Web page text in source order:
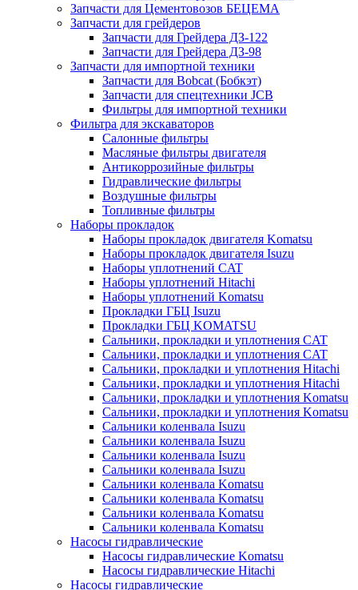
Запчасти для Цементовозов БЕЦЕМА
Запчасти для грейдеров
Запчасти для Грейдера ДЗ-122
Запчасти для Грейдера ДЗ-98
Запчасти для импортной техники
Запчасти для Bobcat (Бобкэт)
Запчасти для спецтехники JCB
Фильтры для импортной техники
Фильтра для экскаваторов
Салонные фильтры
Масляные фильтры двигателя
Антикоррозийные фильтры
Гидравлические фильтры
Воздушные фильтры
Топливные фильтры
Наборы прокладок
Наборы прокладок двигателя Komatsu
Наборы прокладок двигателя Isuzu
Наборы уплотнений CAT
Наборы уплотнений Hitachi
Наборы уплотнений Komatsu
Прокладки ГБЦ Isuzu
Прокладки ГБЦ KOMATSU
Сальники, прокладки и уплотнения CAT
Сальники, прокладки и уплотнения CAT
Сальники, прокладки и уплотнения Hitachi
Сальники, прокладки и уплотнения Hitachi
Сальники, прокладки и уплотнения Komatsu
Сальники, прокладки и уплотнения Komatsu
Сальники коленвала Isuzu
Сальники коленвала Isuzu
Сальники коленвала Isuzu
Сальники коленвала Isuzu
Сальники коленвала Komatsu
Сальники коленвала Komatsu
Сальники коленвала Komatsu
Сальники коленвала Komatsu
Насосы гидравлические
Насосы гидравлические Komatsu
Насосы гидравлические Hitachi
Насосы гидравлические